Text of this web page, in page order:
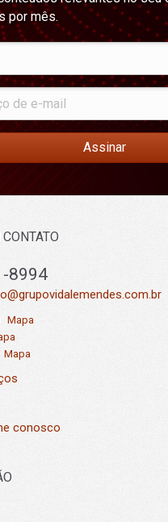
por mês.
Assinar
8994
Mapa
Mapa
conosco